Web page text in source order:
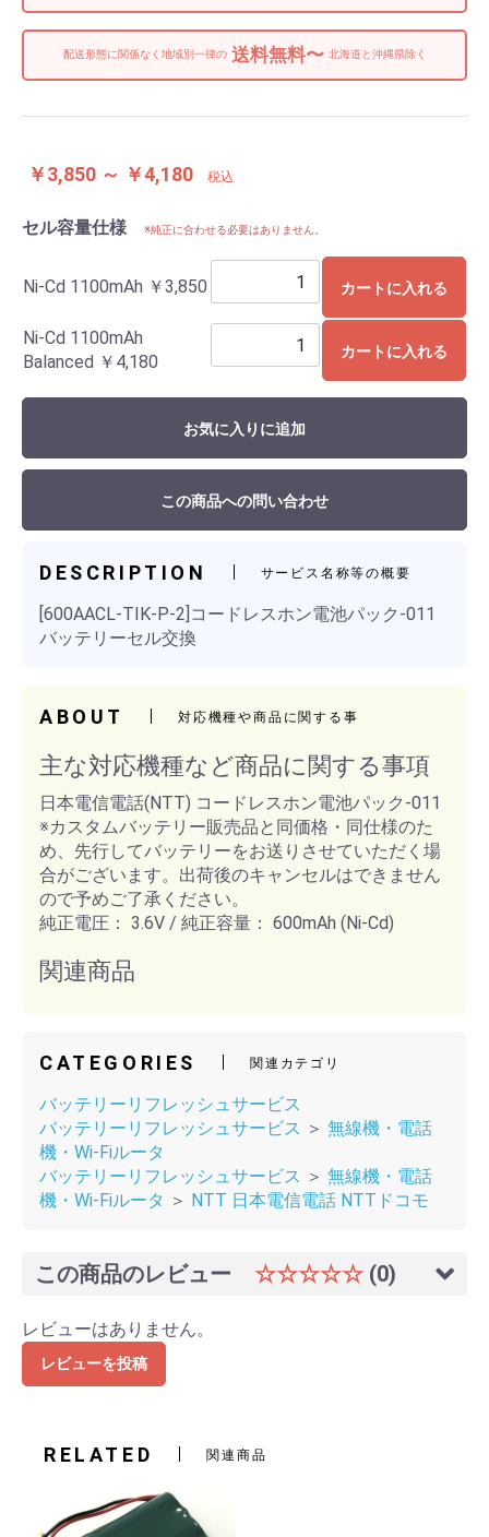
配送形態に関係なく地域別一律の送料無料〜 北海道と沖縄県除く
￥3,850 ～ ￥4,180 税込
セル容量仕様 ※純正に合わせる必要はありません。
Ni-Cd 1100mAh ￥3,850 カートに入れる
Ni-Cd 1100mAh
Balanced ￥4,180 カートに入れる
お気に入りに追加
この商品への問い合わせ
DESCRIPTION サービス名称等の概要
[600AACL-TIK-P-2]コードレスホン電池パック-011
バッテリーセル交換
ABOUT 対応機種や商品に関する事
主な対応機種など商品に関する事項
日本電信電話(NTT) コードレスホン電池パック-011
※カスタムバッテリー販売品と同価格・同仕様のた
め、先行してバッテリーをお送りさせていただく場
合がございます。出荷後のキャンセルはできません
ので予めご了承ください。
純正電圧： 3.6V / 純正容量： 600mAh (Ni-Cd)
関連商品
CATEGORIES 関連カテゴリ
バッテリーリフレッシュサービス
バッテリーリフレッシュサービス ＞ 無線機・電話
機・Wi-Fiルータ
バッテリーリフレッシュサービス ＞ 無線機・電話
機・Wi-Fiルータ ＞ NTT 日本電信電話 NTTドコモ
この商品のレビュー ☆☆☆☆☆ (0)
レビューはありません。
レビューを投稿
RELATED 関連商品